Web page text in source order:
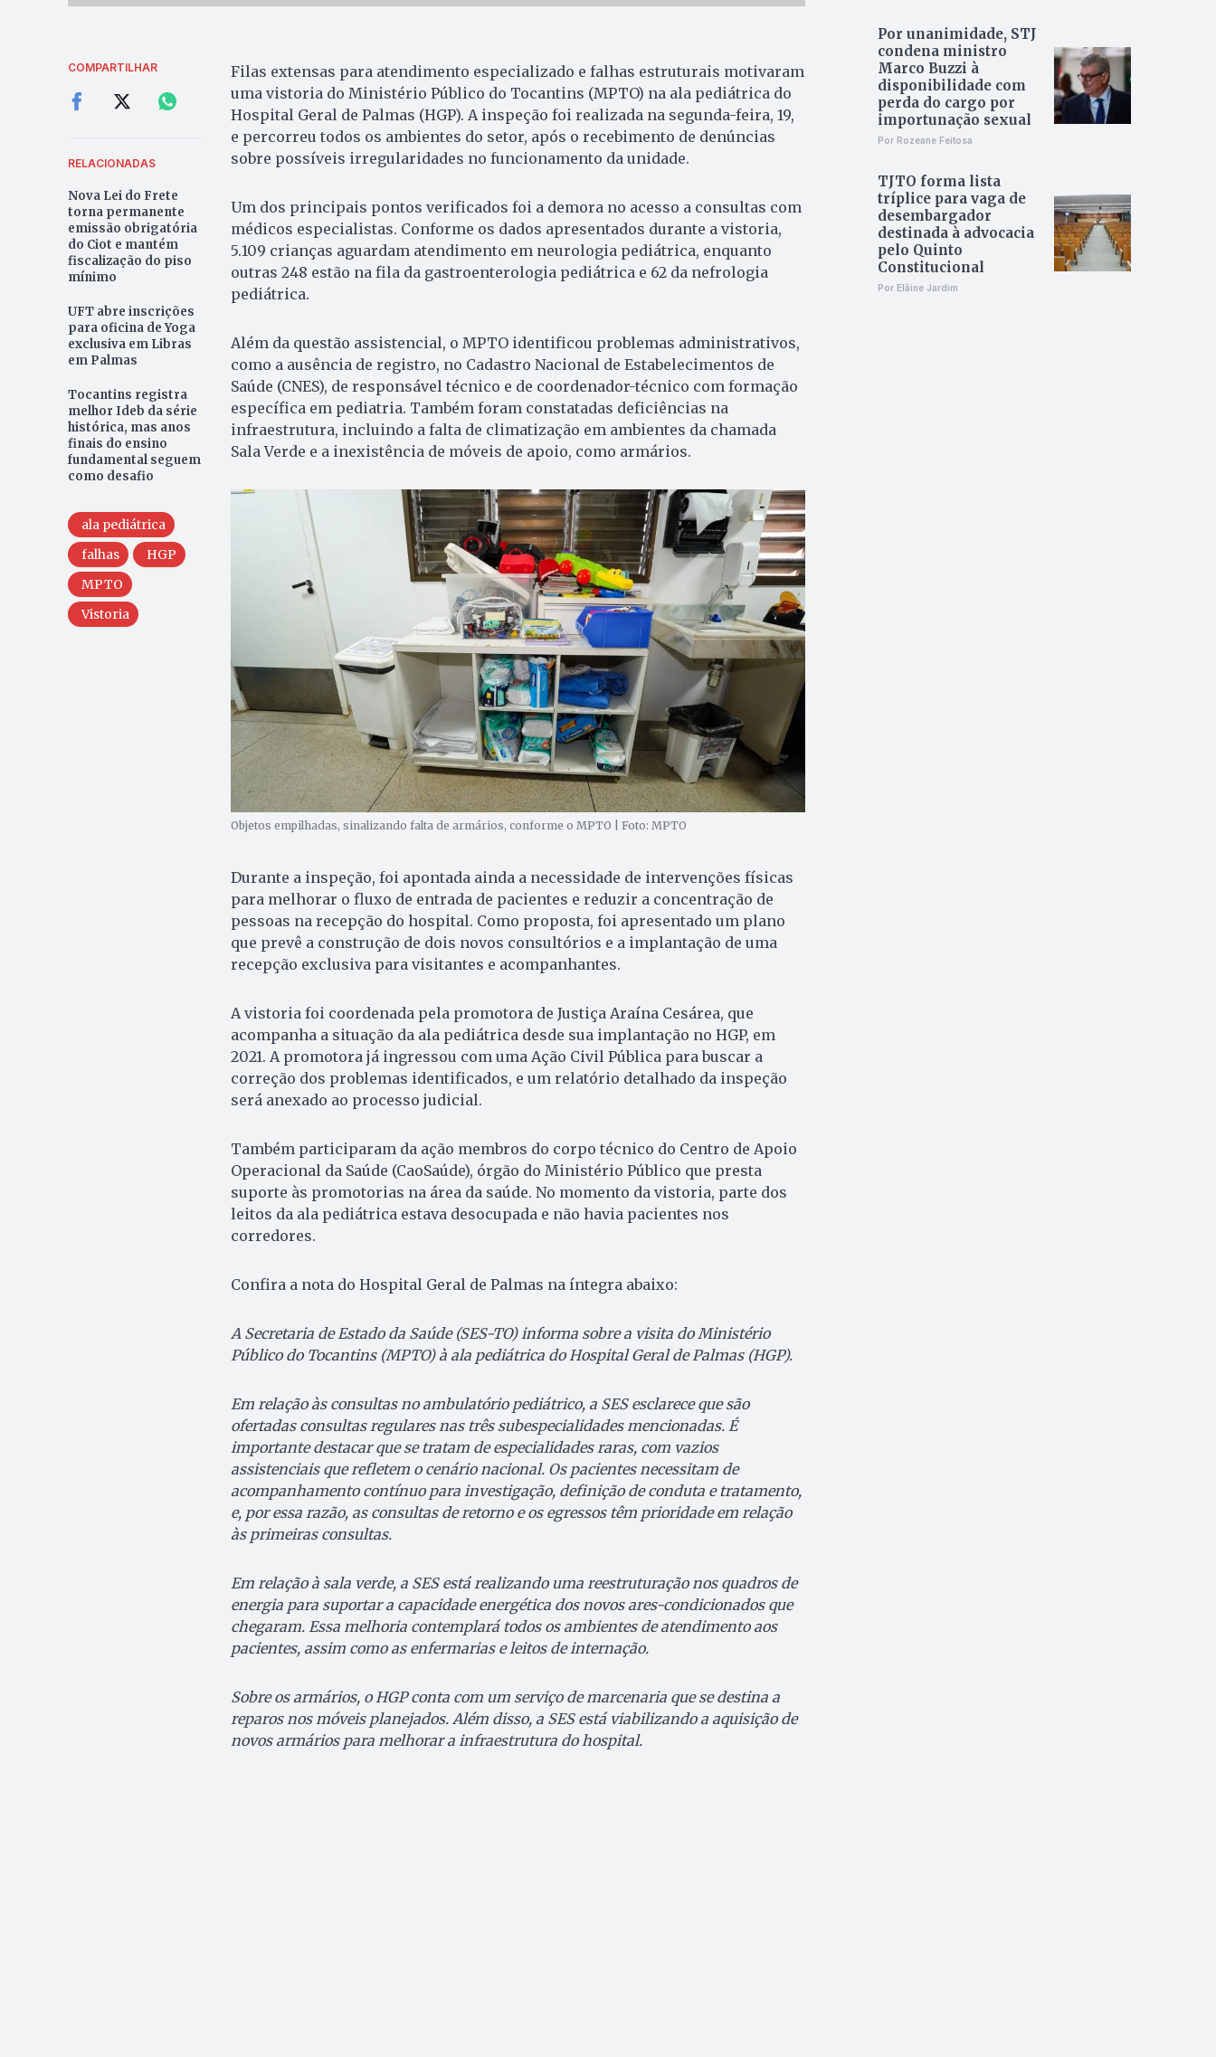
COMPARTILHAR
RELACIONADAS
Nova Lei do Frete
torna permanente
emissão obrigatória
do Ciot e mantém
fiscalização do piso
mínimo
UFT abre inscrições
para oficina de Yoga
exclusiva em Libras
em Palmas
Tocantins registra
melhor Ideb da série
histórica, mas anos
finais do ensino
fundamental seguem
como desafio
ala pediátrica
falhas
HGP
MPTO
Vistoria
Filas extensas para atendimento especializado e falhas estruturais motivaram
uma vistoria do Ministério Público do Tocantins (MPTO) na ala pediátrica do
Hospital Geral de Palmas (HGP). A inspeção foi realizada na segunda-feira, 19,
e percorreu todos os ambientes do setor, após o recebimento de denúncias
sobre possíveis irregularidades no funcionamento da unidade.
Um dos principais pontos verificados foi a demora no acesso a consultas com
médicos especialistas. Conforme os dados apresentados durante a vistoria,
5.109 crianças aguardam atendimento em neurologia pediátrica, enquanto
outras 248 estão na fila da gastroenterologia pediátrica e 62 da nefrologia
pediátrica.
Além da questão assistencial, o MPTO identificou problemas administrativos,
como a ausência de registro, no Cadastro Nacional de Estabelecimentos de
Saúde (CNES), de responsável técnico e de coordenador-técnico com formação
específica em pediatria. Também foram constatadas deficiências na
infraestrutura, incluindo a falta de climatização em ambientes da chamada
Sala Verde e a inexistência de móveis de apoio, como armários.
Objetos empilhadas, sinalizando falta de armários, conforme o MPTO | Foto: MPTO
Durante a inspeção, foi apontada ainda a necessidade de intervenções físicas
para melhorar o fluxo de entrada de pacientes e reduzir a concentração de
pessoas na recepção do hospital. Como proposta, foi apresentado um plano
que prevê a construção de dois novos consultórios e a implantação de uma
recepção exclusiva para visitantes e acompanhantes.
A vistoria foi coordenada pela promotora de Justiça Araína Cesárea, que
acompanha a situação da ala pediátrica desde sua implantação no HGP, em
2021. A promotora já ingressou com uma Ação Civil Pública para buscar a
correção dos problemas identificados, e um relatório detalhado da inspeção
será anexado ao processo judicial.
Também participaram da ação membros do corpo técnico do Centro de Apoio
Operacional da Saúde (CaoSaúde), órgão do Ministério Público que presta
suporte às promotorias na área da saúde. No momento da vistoria, parte dos
leitos da ala pediátrica estava desocupada e não havia pacientes nos
corredores.
Confira a nota do Hospital Geral de Palmas na íntegra abaixo:
A Secretaria de Estado da Saúde (SES-TO) informa sobre a visita do Ministério
Público do Tocantins (MPTO) à ala pediátrica do Hospital Geral de Palmas (HGP).
Em relação às consultas no ambulatório pediátrico, a SES esclarece que são
ofertadas consultas regulares nas três subespecialidades mencionadas. É
importante destacar que se tratam de especialidades raras, com vazios
assistenciais que refletem o cenário nacional. Os pacientes necessitam de
acompanhamento contínuo para investigação, definição de conduta e tratamento,
e, por essa razão, as consultas de retorno e os egressos têm prioridade em relação
às primeiras consultas.
Em relação à sala verde, a SES está realizando uma reestruturação nos quadros de
energia para suportar a capacidade energética dos novos ares-condicionados que
chegaram. Essa melhoria contemplará todos os ambientes de atendimento aos
pacientes, assim como as enfermarias e leitos de internação.
Sobre os armários, o HGP conta com um serviço de marcenaria que se destina a
reparos nos móveis planejados. Além disso, a SES está viabilizando a aquisição de
novos armários para melhorar a infraestrutura do hospital.
Por unanimidade, STJ
condena ministro
Marco Buzzi à
disponibilidade com
perda do cargo por
importunação sexual
Por Rozeane Feitosa
TJTO forma lista
tríplice para vaga de
desembargador
destinada à advocacia
pelo Quinto
Constitucional
Por Elâine Jardim